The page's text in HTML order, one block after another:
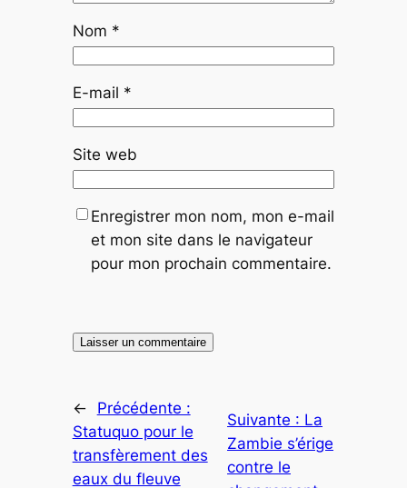
Nom *
E-mail *
Site web
Enregistrer mon nom, mon e-mail
et mon site dans le navigateur
pour mon prochain commentaire.
←
Précédente :
Statuquo pour le
transfèrement des
eaux du fleuve
Suivante : La
Zambie s’érige
contre le